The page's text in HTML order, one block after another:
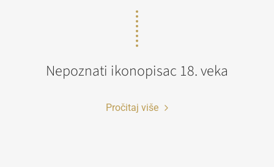
Nepoznati ikonopisac 18. veka
Pročitaj više